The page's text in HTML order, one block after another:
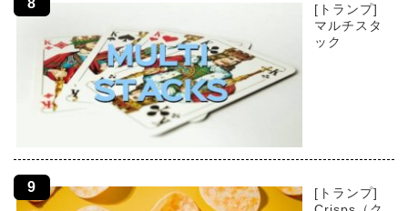
[トランプ]
マルチスタ
ック
[トランプ]